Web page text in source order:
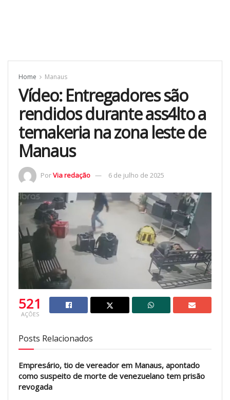
Home Manaus
Vídeo: Entregadores são
rendidos durante ass4lto a
temakeria na zona leste de
Manaus
PorVia redação 6 de julho de 2025
521
AÇÕES
Posts Relacionados
Empresário, tio de vereador em Manaus, apontado
como suspeito de morte de venezuelano tem prisão
revogada